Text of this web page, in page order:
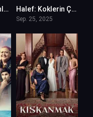
Guller ve Gunahlar VOSTFR Halef: Koklerin Çagrisi VOSTFR
Sep. 25, 2025